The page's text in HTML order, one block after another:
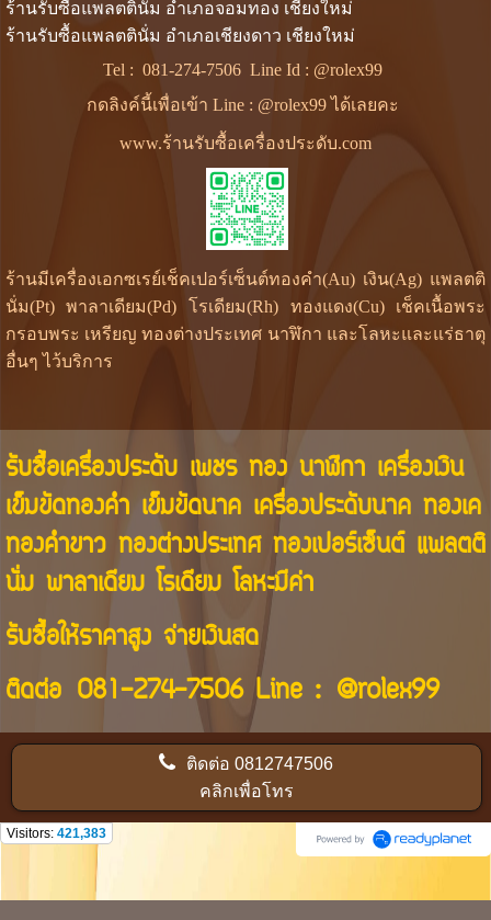
ร้านรับซื้อแพลตตินั่ม อำเภอจอมทอง เชียงใหม่
ร้านรับซื้อแพลตตินั่ม อำเภอเชียงดาว เชียงใหม่
Tel :081-274-7506 Line Id : @rolex99
กดลิงค์นี้เพื่อเข้า Line : @rolex99 ได้เลยคะ
www.ร้านรับซื้อเครื่องประดับ.com
ร้านมีเครื่องเอกซเรย์เช็คเปอร์เซ็นต์ทองคำ(Au) เงิน(Ag) แพลตติ
นั่ม(Pt) พาลาเดียม(Pd) โรเดียม(Rh) ทองแดง(Cu) เช็คเนื้อพระ
กรอบพระ เหรียญ ทองต่างประเทศ นาฬิกา และโลหะและแร่ธาตุ
อื่นๆ ไว้บริการ
รับซื้อเครื่องประดับ เพชร ทอง นาฬิกา เครื่องเงิน
เข็มขัดทองคำ เข็มขัดนาค เครื่องประดับนาค ทองเค
ทองคำขาว ทองต่างประเทศ ทองเปอร์เซ็นต์ แพลตติ
นั่ม พาลาเดียม โรเดียม โลหะมีค่า
รับซื้อให้ราคาสูง จ่ายเงินสด
ติดต่อ 081-274-7506Line : @rolex99
ติดต่อ0812747506
คลิกเพื่อโทร
Visitors: 421,383